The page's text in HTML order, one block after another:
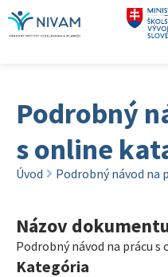
Podrobný
s online
Úvod Podrobný návod na
Názov
Podrobný návod na prácu
Kategória